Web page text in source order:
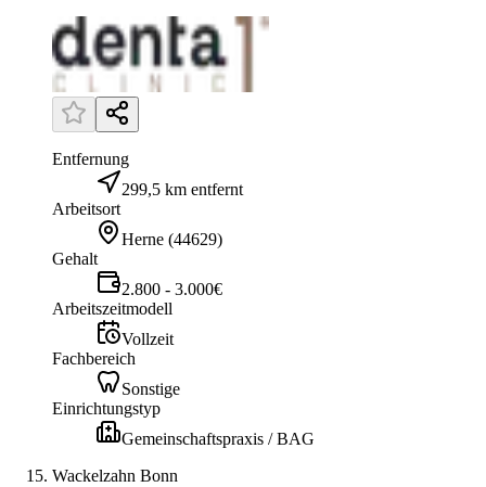
Entfernung
299,5 km entfernt
Arbeitsort
Herne (44629)
Gehalt
2.800 - 3.000€
Arbeitszeitmodell
Vollzeit
Fachbereich
Sonstige
Einrichtungstyp
Gemeinschaftspraxis / BAG
Wackelzahn Bonn